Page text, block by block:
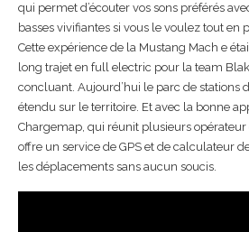
qui permet d’écouter vos sons préférés
basses vivifiantes si vous le voulez tout en
Cette expérience de la Mustang Mach e
long trajet en full electric pour la team
concluant. Aujourd’hui le parc de stations
étendu sur le territoire. Et avec la bonne
Chargemap, qui réunit plusieurs
offre un service de GPS et de calculateur
les déplacements sans aucun soucis.